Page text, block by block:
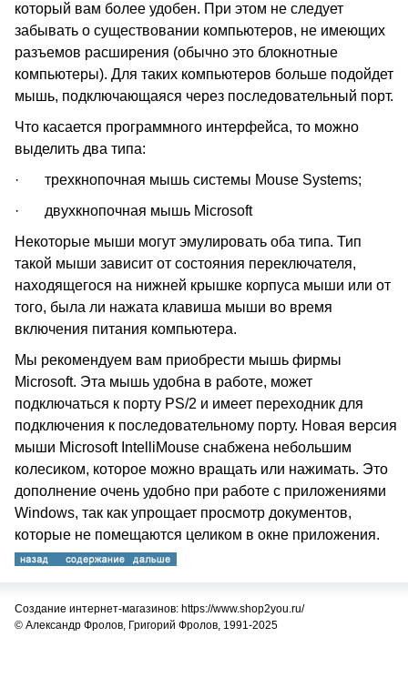
который вам более удобен. При этом не следует
забывать о существовании компьютеров, не имеющих
разъемов расширения (обычно это блокнотные
компьютеры). Для таких компьютеров больше подойдет
мышь, подключающаяся через последовательный порт.
Что касается программного интерфейса, то можно
выделить два типа:
· трехкнопочная мышь системы Mouse Systems;
· двухкнопочная мышь Microsoft
Некоторые мыши могут эмулировать оба типа. Тип
такой мыши зависит от состояния переключателя,
находящегося на нижней крышке корпуса мыши или от
того, была ли нажата клавиша мыши во время
включения питания компьютера.
Мы рекомендуем вам приобрести мышь фирмы
Microsoft. Эта мышь удобна в работе, может
подключаться к порту PS/2 и имеет переходник для
подключения к последовательному порту. Новая версия
мыши Microsoft IntelliMouse снабжена небольшим
колесиком, которое можно вращать или нажимать. Это
дополнение очень удобно при работе с приложениями
Windows, так как упрощает просмотр документов,
которые не помещаются целиком в окне приложения.
Создание интернет-магазинов: https://www.shop2you.ru/
© Александр Фролов, Григорий Фролов, 1991-2025